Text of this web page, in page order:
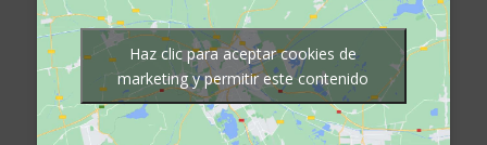
Haz clic para aceptar cookies de
marketing y permitir este contenido